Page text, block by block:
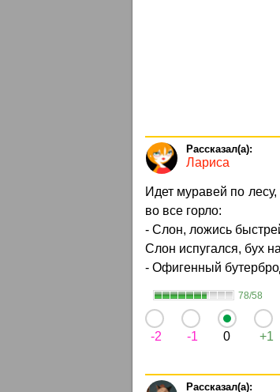
Лариса
Идет муравей по
во все горло:
- Слон, ложись
Слон испугался, бух
- Офигенный
78/58
-2 -1 0 +1